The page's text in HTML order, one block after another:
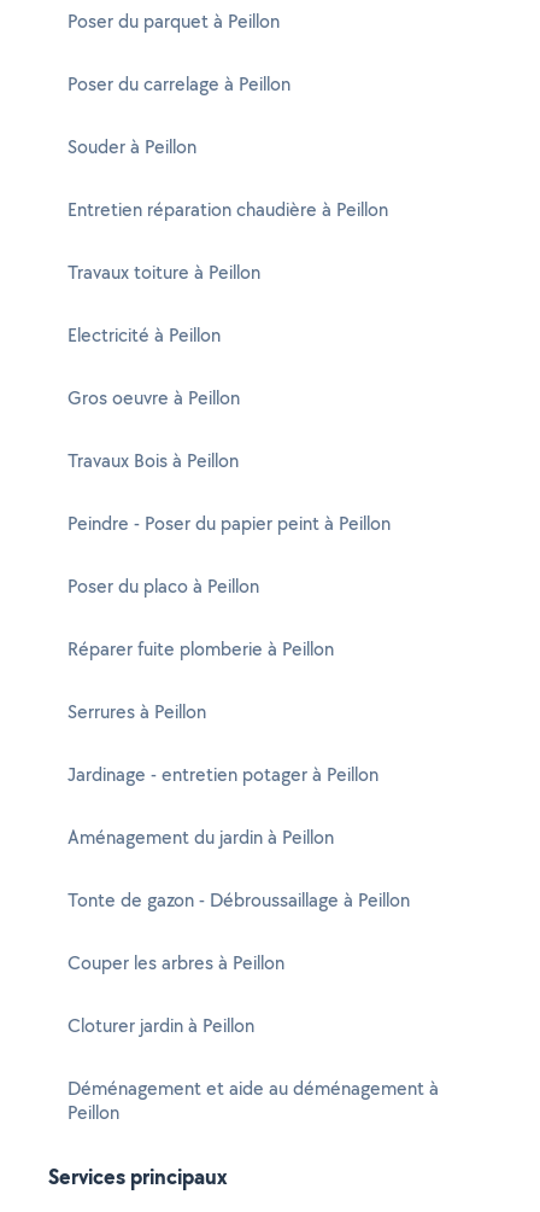
Poser du parquet à Peillon
Poser du carrelage à Peillon
Souder à Peillon
Entretien réparation chaudière à Peillon
Travaux toiture à Peillon
Electricité à Peillon
Gros oeuvre à Peillon
Travaux Bois à Peillon
Peindre - Poser du papier peint à Peillon
Poser du placo à Peillon
Réparer fuite plomberie à Peillon
Serrures à Peillon
Jardinage - entretien potager à Peillon
Aménagement du jardin à Peillon
Tonte de gazon - Débroussaillage à Peillon
Couper les arbres à Peillon
Cloturer jardin à Peillon
Déménagement et aide au déménagement à
Peillon
Services principaux